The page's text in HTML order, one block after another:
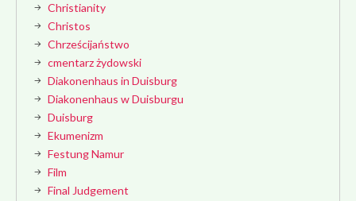
Christianity
Christos
Chrześcijaństwo
cmentarz żydowski
Diakonenhaus in Duisburg
Diakonenhaus w Duisburgu
Duisburg
Ekumenizm
Festung Namur
Film
Final Judgement